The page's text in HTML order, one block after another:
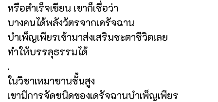
หรือสำเร็จเซียน เขาก็เชื่อว่า
บางคนได้พลังวัตรจากเดรัจฉาน
บำเพ็ญเพียรเข้ามาส่งเสริมชะตาชีวิตเลย
ทำให้บรรลุธรรมได้
.
ในวิชาเหมาซานชั้นสูง
เขามีการจัดชนิดของเดรัจฉานบำเพ็ญเพียร